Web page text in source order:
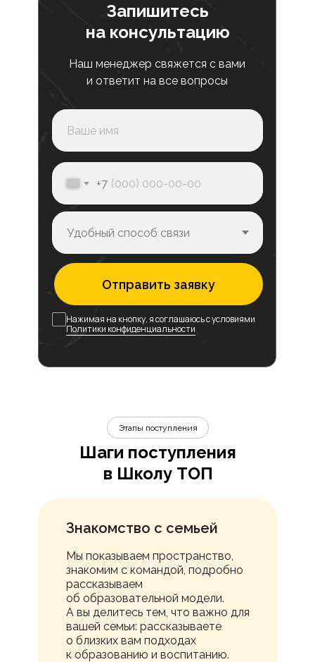
Запишитесь
на консультацию
Наш менеджер свяжется с вами
и ответит на все вопросы
+7
Отправить заявку
Нажимая на кнопку, я соглашаюсь с условиями
Политики конфиденциальности
Знакомство с семьей
Мы показываем пространство,
знакомим с командой, подробно
рассказываем
об образовательной модели.
А вы делитесь тем, что важно для
вашей семьи: рассказываете
о близких вам подходах
к образованию и воспитанию.
Шаги поступления
в Школу ТОП
Этапы поступления